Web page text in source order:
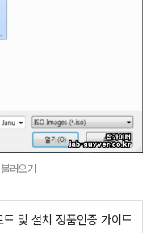
러오기
및 설치 정품인증 가이드